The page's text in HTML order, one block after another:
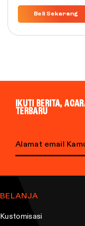
Beli Sekarang
IKUTI BERITA,
TERBARU
BELANJA
Kustomisasi